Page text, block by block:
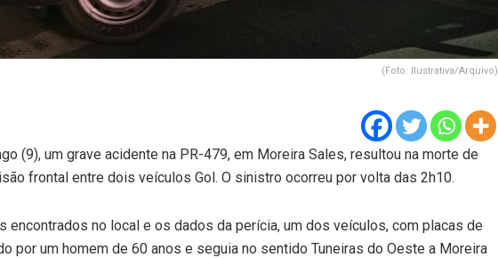
(Foto: Ilustrativa/Arquivo)
(9), um grave acidente na PR-479, em Moreira Sales, resultou na morte de
frontal entre dois veículos Gol. O sinistro ocorreu por volta das 2h10.
encontrados no local e os dados da perícia, um dos veículos, com placas de
por um homem de 60 anos e seguia no sentido Tuneiras do Oeste a Moreira